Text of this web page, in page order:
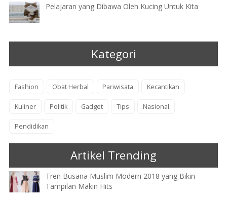
Pelajaran yang Dibawa Oleh Kucing Untuk Kita
Kategori
Fashion Obat Herbal Pariwisata Kecantikan
Kuliner Politik Gadget Tips Nasional
Pendidikan
Artikel Trending
Tren Busana Muslim Modern 2018 yang Bikin
Tampilan Makin Hits